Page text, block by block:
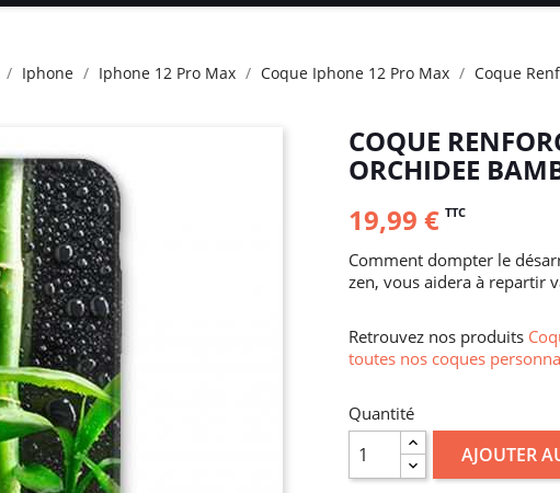
Iphone Iphone 12 Pro Max Coque Iphone 12 Pro Max Coque
COQUE
ORCHIDEE
19,99 € TTC
Comment dompter le
zen, vous aidera à repartir
Retrouvez nos produits
toutes nos coques
Quantité
AJOUTER